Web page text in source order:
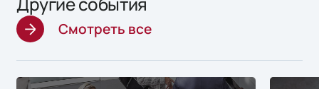
Смотреть все